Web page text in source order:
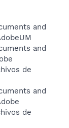
and
and
de
and
de